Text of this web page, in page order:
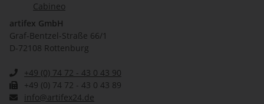
Cabineo
artifex GmbH
Graf-Bentzel-Straße 66/1
D-72108 Rottenburg
+49 (0) 74 72 - 43 0 43 90
+49 (0) 74 72 - 43 0 43 89
info@artifex24.de